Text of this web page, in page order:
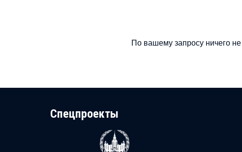
По вашему запросу ничего
Cпецпроекты